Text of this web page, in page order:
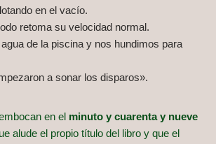
en el vacío.
retoma su velocidad normal.
de la piscina y nos hundimos para
a sonar los disparos».
en el minuto y cuarenta y nueve
alude el propio título del libro y que el